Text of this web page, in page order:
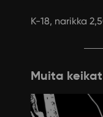
K-18, narikka
Muita